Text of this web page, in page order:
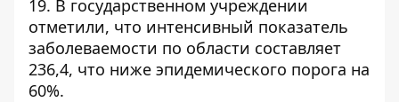
19. В государственном учреждении
отметили, что интенсивный показатель
заболеваемости по области составляет
236,4, что ниже эпидемического порога на
60%.